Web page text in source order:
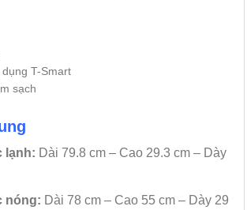
T-Smart
sạch
lạnh: Dài 79.8 cm – Cao 29.3 cm – Dày
nóng: Dài 78 cm – Cao 55 cm – Dày 29